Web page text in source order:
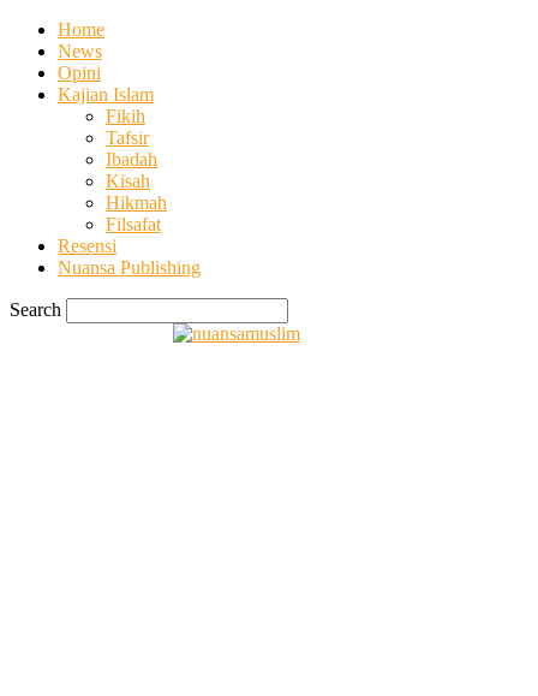
Home
News
Opini
Kajian Islam
Fikih
Tafsir
Ibadah
Kisah
Hikmah
Filsafat
Resensi
Nuansa Publishing
Search